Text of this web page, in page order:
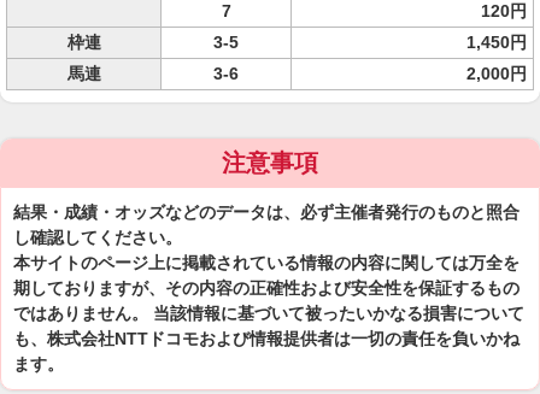
7
120円
枠連
3-5
1,450円
馬連
3-6 2,000円
注意事項
結果・成績・オッズなどのデータは、必ず主催者発行のものと照合
し確認してください。
本サイトのページ上に掲載されている情報の内容に関しては万全を
期しておりますが、その内容の正確性および安全性を保証するもの
ではありません。 当該情報に基づいて被ったいかなる損害について
も、株式会社NTTドコモおよび情報提供者は一切の責任を負いかね
ます。